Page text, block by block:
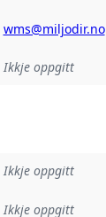
wms@miljodir.no
Ikkje oppgitt
Ikkje oppgitt
:
Ikkje oppgitt